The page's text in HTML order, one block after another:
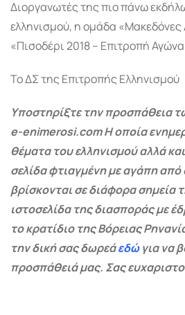
Διοργανωτές της πιο πάνω
ελληνισμού, η ομάδα «Μακεδόνες
«Πισοδέρι 2018 – Επιτροπή
Το ΔΣ της Επιτροπής Ελληνισμού
Υποστηρίξτε την προσπάθεια
e-enimerosi.com Η οποία
θέματα του ελληνισμού αλλά
σελίδα φτιαγμένη με αγάπη
βρίσκονται σε διάφορα σημεία
ιστοσελίδα της διασποράς με
το κρατίδιο της Βόρειας
την δική σας δωρεάεδώγια να
προσπάθειά μας. Σας